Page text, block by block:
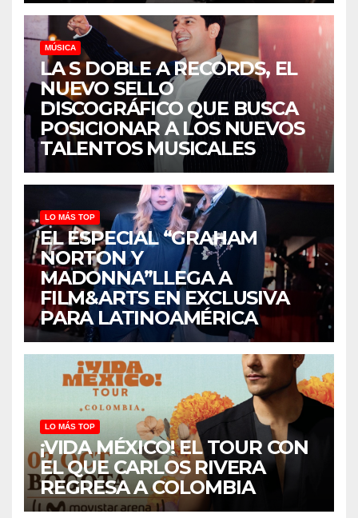
MÚSICA
LA S DOBLE A RECORDS, EL
NUEVO SELLO
DISCOGRÁFICO QUE BUSCA
POSICIONAR A LOS NUEVOS
TALENTOS MUSICALES
LO MÁS TOP
EL ESPECIAL “GRAHAM
NORTON Y
MADONNA”LLEGA A
FILM&ARTS EN EXCLUSIVA
PARA LATINOAMÉRICA
LO MÁS TOP
¡VIDA MÉXICO! EL TOUR CON
EL QUE CARLOS RIVERA
REGRESA A COLOMBIA